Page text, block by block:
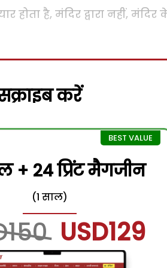
है, मंदिर द्वारा नहीं, मंदिर
करें
+ 24 प्रिंट मैगजीन
(1 साल)
USD129